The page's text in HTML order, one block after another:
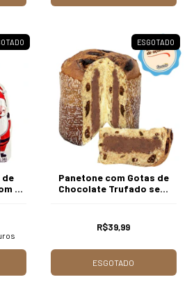
de
16
ESGOTADO
Panetone com Gotas de
Chocolate Trufado sem
R$39,99
ESGOTADO